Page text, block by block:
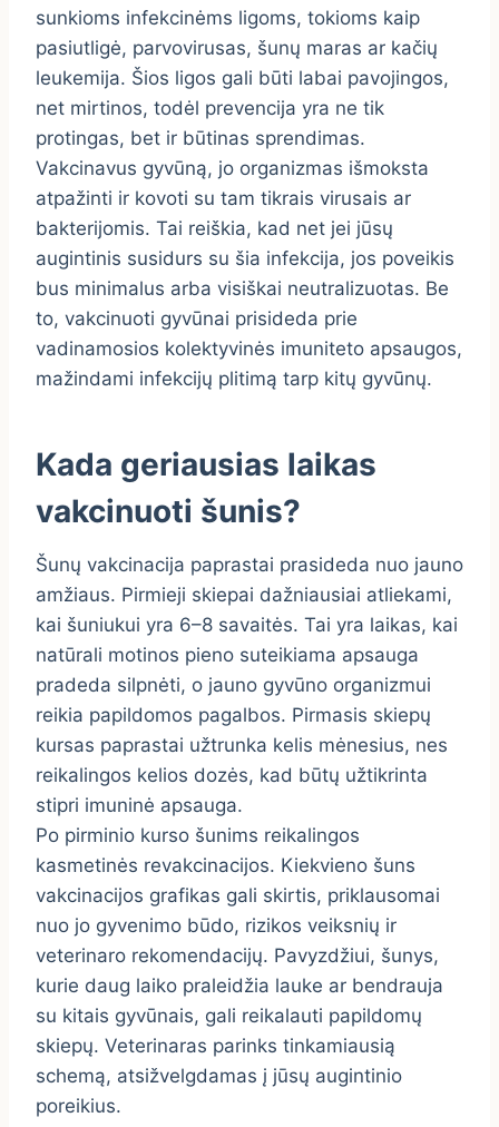
sunkioms infekcinėms ligoms, tokioms kaip
pasiutligė, parvovirusas, šunų maras ar kačių
leukemija. Šios ligos gali būti labai pavojingos,
net mirtinos, todėl prevencija yra ne tik
protingas, bet ir būtinas sprendimas.
Vakcinavus gyvūną, jo organizmas išmoksta
atpažinti ir kovoti su tam tikrais virusais ar
bakterijomis. Tai reiškia, kad net jei jūsų
augintinis susidurs su šia infekcija, jos poveikis
bus minimalus arba visiškai neutralizuotas. Be
to, vakcinuoti gyvūnai prisideda prie
vadinamosios kolektyvinės imuniteto apsaugos,
mažindami infekcijų plitimą tarp kitų gyvūnų.
Kada geriausias laikas
vakcinuoti šunis?
Šunų vakcinacija paprastai prasideda nuo jauno
amžiaus. Pirmieji skiepai dažniausiai atliekami,
kai šuniukui yra 6–8 savaitės. Tai yra laikas, kai
natūrali motinos pieno suteikiama apsauga
pradeda silpnėti, o jauno gyvūno organizmui
reikia papildomos pagalbos. Pirmasis skiepų
kursas paprastai užtrunka kelis mėnesius, nes
reikalingos kelios dozės, kad būtų užtikrinta
stipri imuninė apsauga.
Po pirminio kurso šunims reikalingos
kasmetinės revakcinacijos. Kiekvieno šuns
vakcinacijos grafikas gali skirtis, priklausomai
nuo jo gyvenimo būdo, rizikos veiksnių ir
veterinaro rekomendacijų. Pavyzdžiui, šunys,
kurie daug laiko praleidžia lauke ar bendrauja
su kitais gyvūnais, gali reikalauti papildomų
skiepų. Veterinaras parinks tinkamiausią
schemą, atsižvelgdamas į jūsų augintinio
poreikius.